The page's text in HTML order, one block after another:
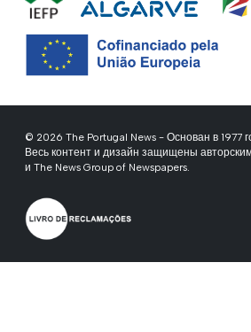
© 2026 The Portugal News - Основан в 1977
Весь контент и дизайн защищены
и The News Group of Newspapers.